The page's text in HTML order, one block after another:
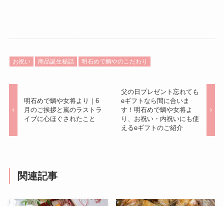
お祝い 商品誕生秘話 明石めで鯛やのこだわり
明石めで鯛や女将より｜6
月のご挨拶と嵐のラストラ
イブに心ほぐされたこと
父の日プレゼント忘れても
eギフトなら間に合いま
す！明石めで鯛や女将よ
り、お祝い・内祝いにも使
えるeギフトのご紹介
関連記事